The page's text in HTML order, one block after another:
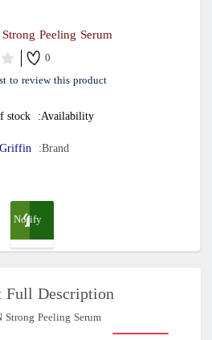
Peeling Serum
0
to review this product
Availability:
stock
Brand:
Griffin
Notify
when
Full Description
Strong Peeling Serum